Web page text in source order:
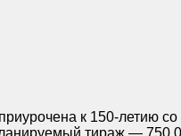
к 150-летию со